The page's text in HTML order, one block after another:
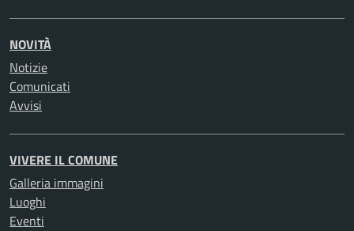
NOVITÀ
Notizie
Comunicati
Avvisi
VIVERE IL COMUNE
Galleria immagini
Luoghi
Eventi